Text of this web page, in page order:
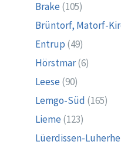
Brake (105)
Brüntorf, Matorf-
Entrup (49)
Hörstmar(6)
Leese (90)
Lemgo-Süd (165)
Lieme (123)
Lüerdissen-